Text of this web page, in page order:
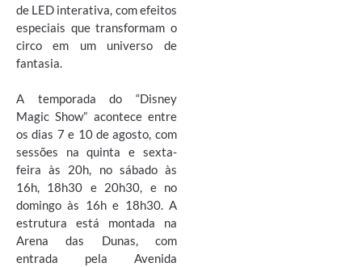
de LED interativa, com efeitos
especiais que transformam o
circo em um universo de
fantasia.
A temporada do “Disney
Magic Show” acontece entre
os dias 7 e 10 de agosto, com
sessões na quinta e sexta-
feira às 20h, no sábado às
16h, 18h30 e 20h30, e no
domingo às 16h e 18h30. A
estrutura está montada na
Arena das Dunas, com
entrada pela Avenida